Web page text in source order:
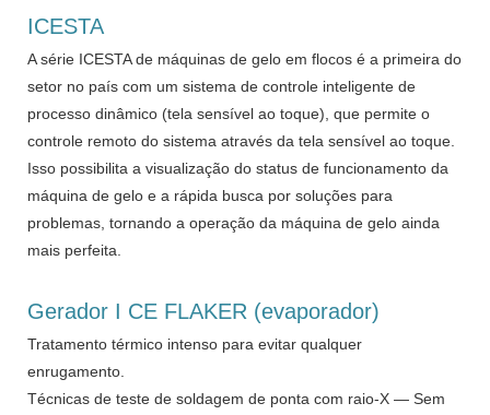
ICESTA
A série ICESTA de máquinas de gelo em flocos é a primeira do
setor no país com um sistema de controle inteligente de
processo dinâmico (tela sensível ao toque), que permite o
controle remoto do sistema através da tela sensível ao toque.
Isso possibilita a visualização do status de funcionamento da
máquina de gelo e a rápida busca por soluções para
problemas, tornando a operação da máquina de gelo ainda
mais perfeita.
Gerador I CE FLAKER (evaporador)
Tratamento térmico intenso para evitar qualquer
enrugamento.
Técnicas de teste de soldagem de ponta com raio-X — Sem